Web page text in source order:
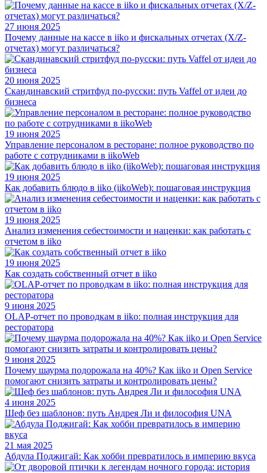
27 июня 2025
Почему данные на кассе в iiko и фискальных отчетах (X/Z-
отчетах) могут различаться?
20 июня 2025
Скандинавский стритфуд по-русски: путь Vaffel от идеи до
бизнеса
19 июня 2025
Управление персоналом в ресторане: полное руководство по
работе с сотрудниками в iikoWeb
19 июня 2025
Как добавить блюдо в iiko (iikoWeb): пошаговая инструкция
19 июня 2025
Анализ изменения себестоимости и наценки: как работать с
отчетом в iiko
19 июня 2025
Как создать собственный отчет в iiko
9 июня 2025
OLAP-отчет по проводкам в iiko: полная инструкция для
ресторатора
9 июня 2025
Почему шаурма подорожала на 40%? Как iiko и Open Service
помогают снизить затраты и контролировать цены?
4 июня 2025
Шеф без шаблонов: путь Андрея Ли и философия UNA
21 мая 2025
Абдула Поджигай: Как хобби превратилось в империю вкуса